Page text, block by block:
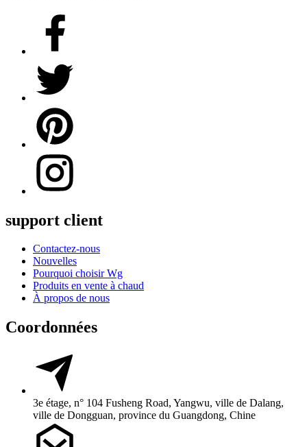
support client
Contactez-nous
Nouvelles
Pourquoi choisir Wg
Produits en vente à chaud
À propos de nous
Coordonnées
3e étage, n° 104 Fusheng Road, Yangwu, ville de Dalang,
ville de Dongguan, province du Guangdong, Chine